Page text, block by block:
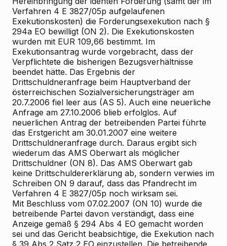
Verfahren 4 E 3827/05p aufgelaufenen
Exekutionskosten) die Forderungsexekution nach §
294a EO bewilligt (ON 2). Die Exekutionskosten
wurden mit EUR 109,66 bestimmt. Im
Exekutionsantrag wurde vorgebracht, dass der
Verpflichtete die bisherigen Bezugsverhältnisse
beendet hätte. Das Ergebnis der
Drittschuldneranfrage beim Hauptverband der
österreichischen Sozialversicherungsträger am
20.7.2006 fiel leer aus (AS 5). Auch eine neuerliche
Anfrage am 27.10.2006 blieb erfolglos. Auf
neuerlichen Antrag der betreibenden Partei führte
das Erstgericht am 30.01.2007 eine weitere
Drittschuldneranfrage durch. Daraus ergibt sich
wiederum das AMS Oberwart als möglicher
Drittschuldner (ON 8). Das AMS Oberwart gab
keine Drittschuldererklärung ab, sondern verwies im
Schreiben ON 9 darauf, dass das Pfandrecht im
Verfahren 4 E 3827/05p noch wirksam sei.
Mit Beschluss vom 07.02.2007 (ON 10) wurde die
betreibende Partei davon verständigt, dass eine
Anzeige gemäß § 294 Abs 4 EO gemacht worden
sei und das Gericht beabsichtige, die Exekution nach
§ 39 Abs 2 Satz 2 EO einzustellen. Die betreibende